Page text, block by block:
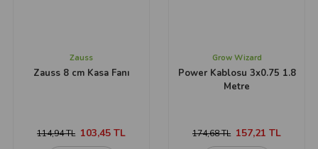
Zauss
Zauss 8 cm Kasa Fanı
103,45 TL
114,94 TL
Grow Wizard
Power Kablosu 3x0.75 1.8
Metre
157,21 TL
174,68 TL